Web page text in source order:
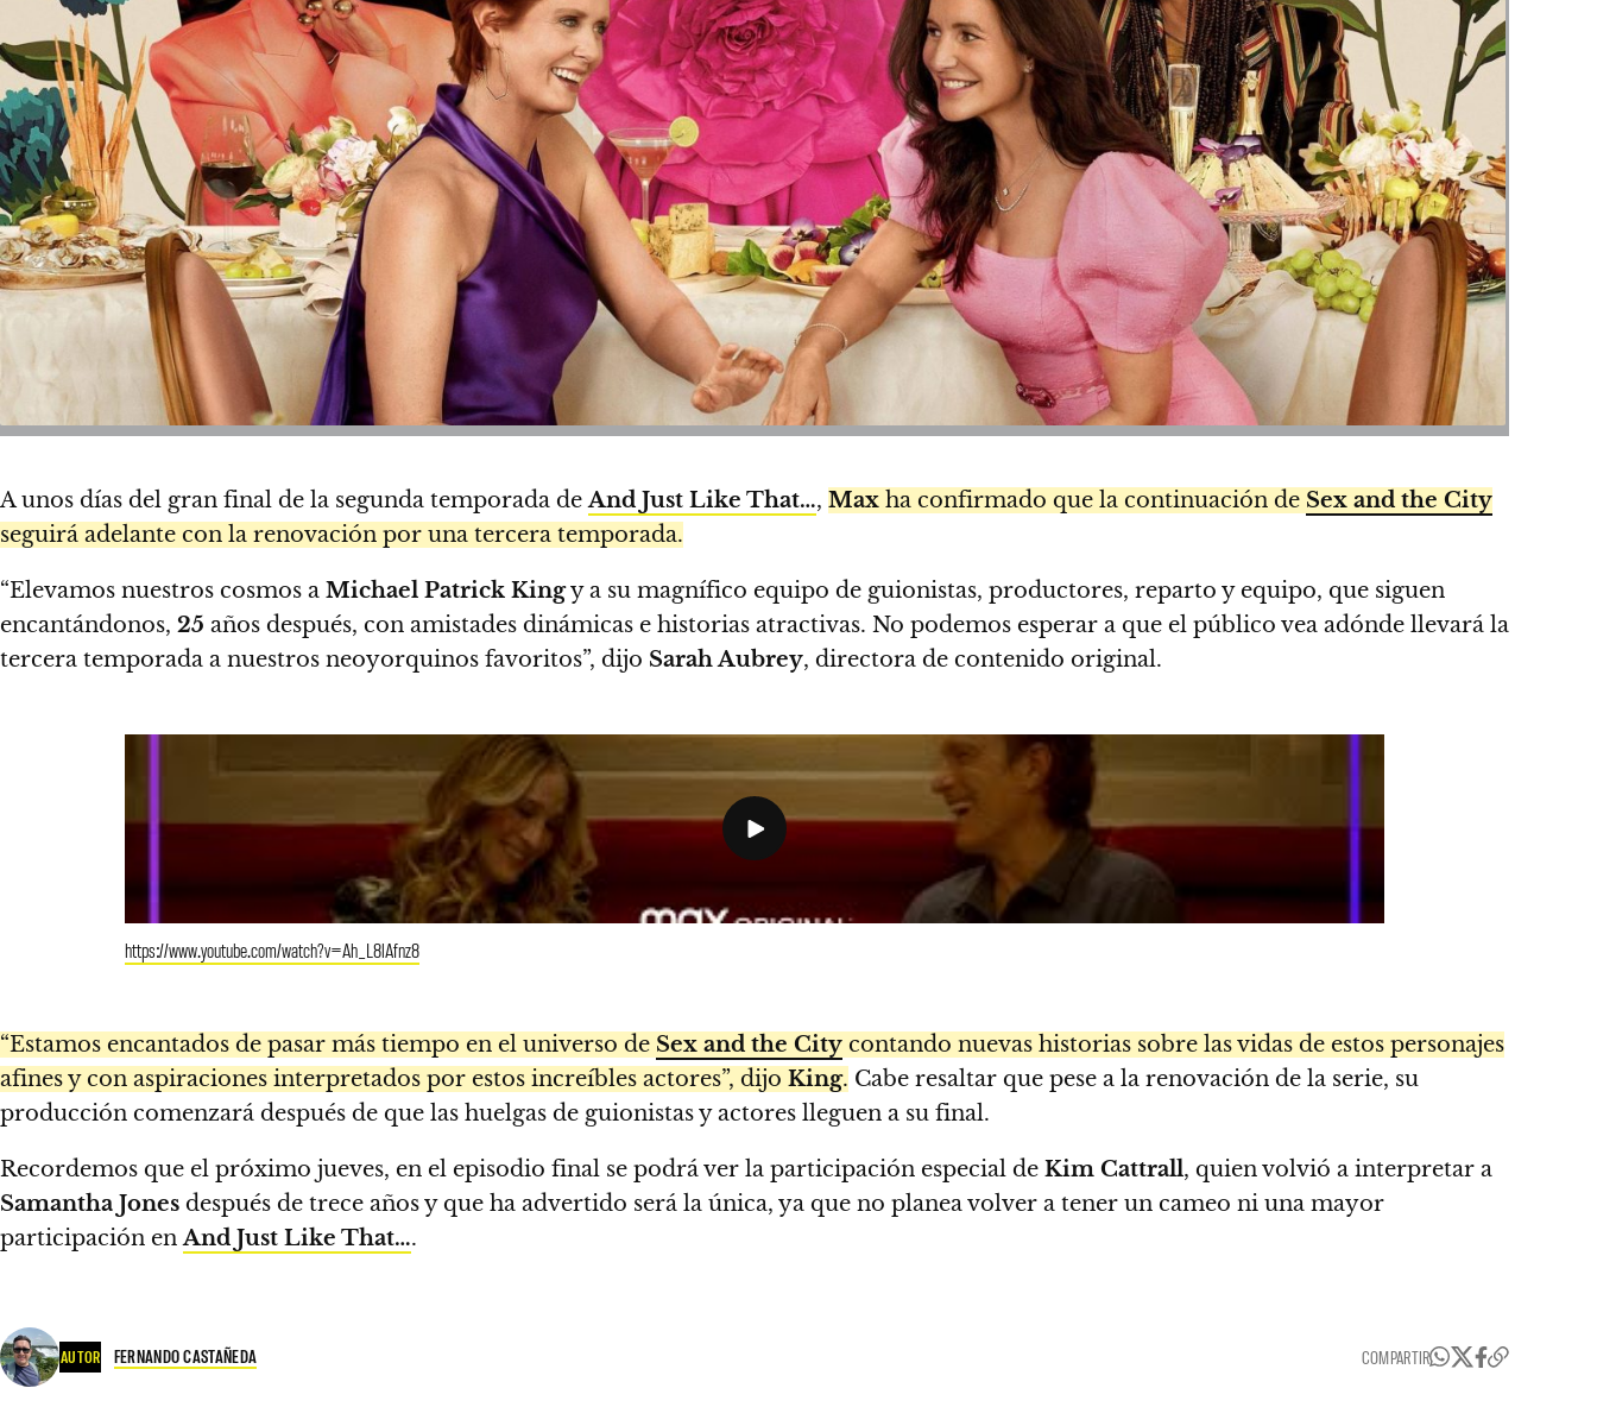
A unos días del gran final de la segunda temporada deAnd Just Like That…, Max ha confirmado que la continuación de Sex and the City
seguirá adelante con la renovación por una tercera temporada.
“Elevamos nuestros cosmos a Michael Patrick Kingy a su magnífico equipo de guionistas, productores, reparto y equipo, que siguen
encantándonos, 25 años después, con amistades dinámicas e historias atractivas. No podemos esperar a que el público vea adónde llevará la
tercera temporada a nuestros neoyorquinos favoritos”, dijo Sarah Aubrey, directora de contenido original.
https://www.youtube.com/watch?v=Ah_L8lAfnz8
“Estamos encantados de pasar más tiempo en el universo de Sex and the City contando nuevas historias sobre las vidas de estos personajes
afines y con aspiraciones interpretados por estos increíbles actores”, dijo King. Cabe resaltar que pese a la renovación de la serie, su
producción comenzará después de que las huelgas de guionistas y actores lleguen a su final.
Recordemos que el próximo jueves, en el episodio final se podrá ver la participación especial de Kim Cattrall, quien volvió a interpretar a
Samantha Jones después de trece años y que ha advertido será la única, ya que no planea volver a tener un cameo ni una mayor
participación enAnd Just Like That….
AUTOR FERNANDO CASTAÑEDA COMPARTIR